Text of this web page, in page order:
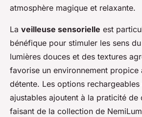
atmosphère magique et relaxante.
La veilleuse sensorielle est
bénéfique pour stimuler les sens
lumières douces et des textures
favorise un environnement propice
détente. Les options
ajustables ajoutent à la praticité de
faisant de la collection de